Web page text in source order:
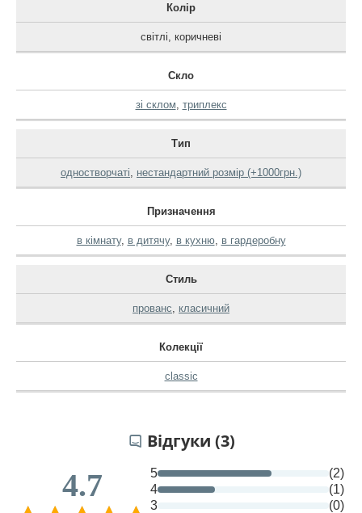
Колір
світлі коричневі
Скло
зі склом триплекс
Тип
одностворчаті нестандартний розмір (+1000грн.)
Призначення
в кімнату, в дитячу, в кухню, в гардеробну
Стиль
прованс класичний
Колекції
classic
Відгуки (3)
4.7 5
(2)
4
(1)
3
(0)